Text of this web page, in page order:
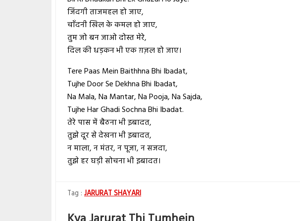
जिंदगी ताजमहल हो जाए,
चाँदनी खिल के कमल हो जाए,
तुम जो बन जाओ दोस्त मेरे,
दिल की धड़कन भी एक ग़ज़ल हो जाए।
Tere Paas Mein Baithhna Bhi Ibadat,
Tujhe Door Se Dekhna Bhi Ibadat,
Na Mala, Na Mantar, Na Pooja, Na Sajda,
Tujhe Har Ghadi Sochna Bhi Ibadat.
तेरे पास में बैठना भी इबादत,
तुझे दूर से देखना भी इबादत,
न माला, न मंतर, न पूजा, न सजदा,
तुझे हर घड़ी सोचना भी इबादत।
JARURAT SHAYARI